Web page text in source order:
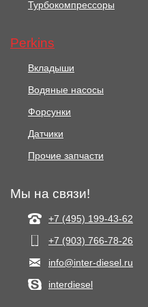
Турбокомпрессоры
Perkins
Вкладыши
Водяные насосы
Форсунки
Датчики
Прочие запчасти
Мы на связи!
+7 (495) 199-43-62
+7 (903) 766‑78-26
info@inter-diesel.ru
interdiesel